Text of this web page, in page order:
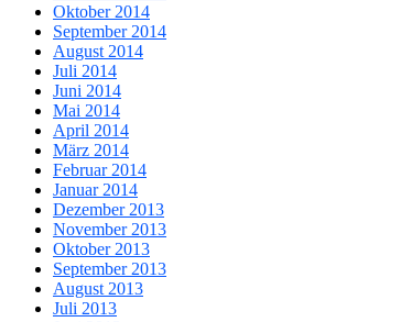
Oktober 2014
September 2014
August 2014
Juli 2014
Juni 2014
Mai 2014
April 2014
März 2014
Februar 2014
Januar 2014
Dezember 2013
November 2013
Oktober 2013
September 2013
August 2013
Juli 2013